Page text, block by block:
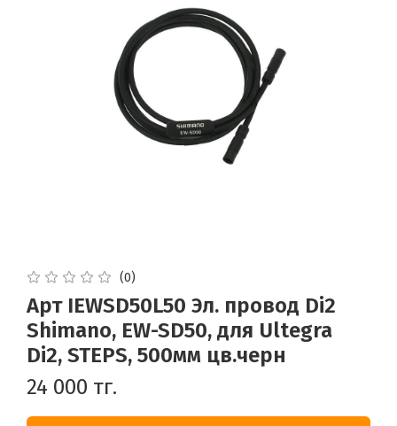
(0)
Арт IEWSD50L50 Эл. провод Di2
Shimano, EW-SD50, для Ultegra
Di2, STEPS, 500мм цв.черн
24 000 тг.